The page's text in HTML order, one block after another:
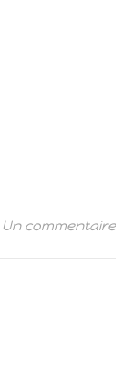
Un commentaire